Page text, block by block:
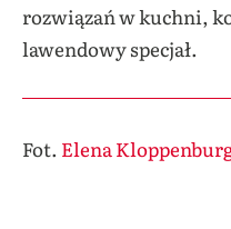
rozwiązań w kuchni,
lawendowy specjał.
Fot. Elena